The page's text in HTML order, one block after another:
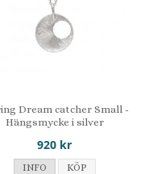
Dream catcher Small -
Hängsmycke i silver
920 kr
INFO KÖP